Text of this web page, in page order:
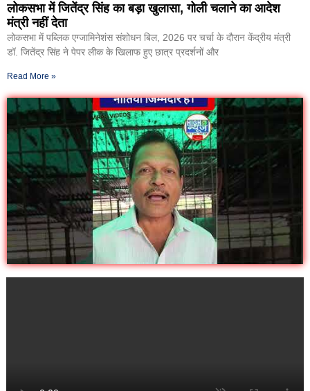
लोकसभा में जितेंद्र सिंह का बड़ा खुलासा, गोली चलाने का आदेश
मंत्री नहीं देता
लोकसभा में पब्लिक एग्जामिनेशंस संशोधन बिल, 2026 पर चर्चा के दौरान केंद्रीय मंत्री
डॉ. जितेंद्र सिंह ने पेपर लीक के खिलाफ हुए छात्र प्रदर्शनों और
Read More »